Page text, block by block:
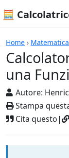
🧮
Home › Matematica
una
Autore:
Stampa
Cita questo|
Calcolatrici